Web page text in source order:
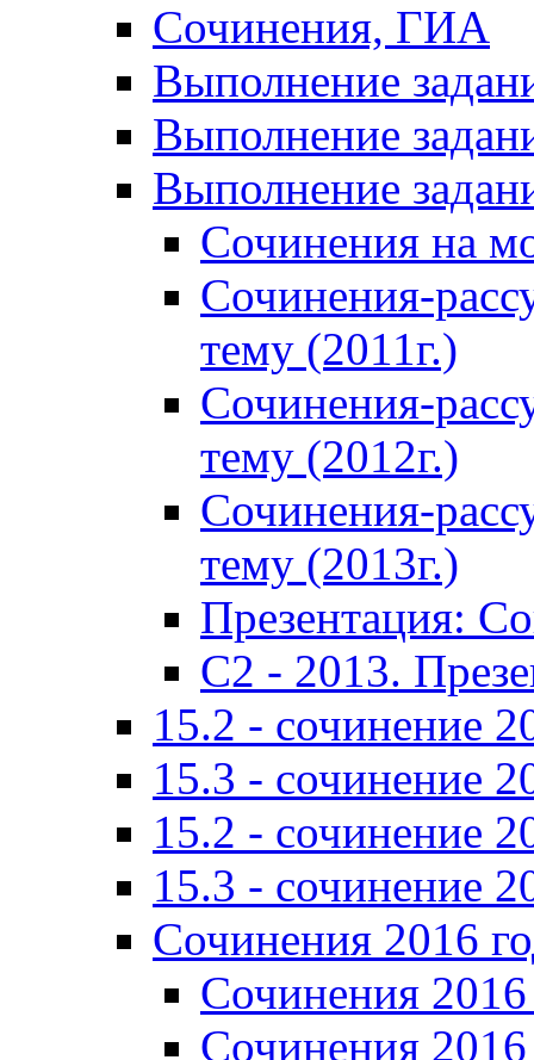
Сочинения, ГИА
Выполнение
Выполнение
Выполнение
Сочинения на
Сочинения-
тему (2011г.)
Сочинения-
тему (2012г.)
Сочинения-
тему (2013г.)
Презентация:
C2 - 2013.
15.2 - сочинение
15.3 - сочинение
15.2 - сочинение
15.3 - сочинение
Сочинения 2016
Сочинения
Сочинения